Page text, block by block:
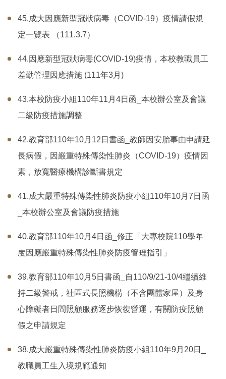
45.成大因應新型冠狀病毒（COVID-19）疫情請假規
定一覽表 （111.3.7）
44.因應新型冠狀病毒(COVID-19)疫情，本校教職員工
差勤管理因應措施 (111年3月)
43.本校防疫小組110年11月4日函_本校辦公室及會議
二級防疫措施調整
42.教育部110年10月12日書函_教師因安胎事由申請延
長病假，因嚴重特殊傳染性肺炎（COVID-19）疫情因
素，放寬醫療機構診斷書規定
41.成大嚴重特殊傳染性肺炎防疫小組110年10月7日函
_本校辦公室及會議防疫措施
40.教育部110年10月4日函_修正「大專校院110學年
度因應嚴重特殊傳染性肺炎防疫管理指引」
39.教育部110年10月5日書函_自110/9/21-10/4繼續維
持二級警戒，社區式長照機構（不含團體家屋）及身
心障礙者日間照顧服務逐步恢復營運，有關防疫照顧
假之申請規定
38.成大嚴重特殊傳染性肺炎防疫小組110年9月20日_
教職員工生入境規範通知